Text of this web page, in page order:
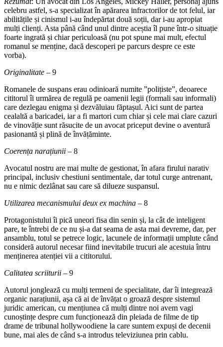
celebru astfel, s-a specializat în apărarea infractorilor de tot felul, iar
abilitățile și cinismul i-au îndepărtat două soții, dar i-au apropiat
mulți clienți. Asta până când unul dintre aceștia îl pune într-o situație
foarte ingrată și chiar periculoasă (nu pot spune mai mult, efectul
romanul se menține, dacă descoperi pe parcurs despre ce este
vorba).
Originalitate – 9
Romanele de suspans erau odinioară numite ”polițiste”, deoarece
cititorul îi urmărea de regulă pe oamenii legii (formali sau informali)
care dezlegau enigma și dezvăluiau făptașul. Aici sunt de partea
cealaltă a baricadei, iar a fi martori cum chiar și cele mai clare cazuri
de vinovăție sunt răsucite de un avocat priceput devine o aventură
pasionantă și plină de învățăminte.
Coerența narațiunii – 8
Avocatul nostru are mai multe de gestionat, în afara firului narativ
principal, inclusiv chestiuni sentimentale, dar totul curge antrenant,
nu e nimic dezlânat sau care să dilueze suspansul.
Utilizarea mecanismului deux ex machina – 8
Protagonistului îi pică uneori fisa din senin și, la cât de inteligent
pare, te întrebi de ce nu și-a dat seama de asta mai devreme, dar, per
ansamblu, totul se petrece logic, lacunele de informații umplute când
consideră autorul necesar fiind inevitabile trucuri ale acestuia întru
menținerea atenției vii a cititorului.
Calitatea scriiturii – 9
Autorul jonglează cu mulți termeni de specialitate, dar îi integrează
organic narațiunii, așa că ai de învățat o groază despre sistemul
juridic american, cu mențiunea că mulți dintre noi avem vagi
cunoștințe despre cum funcționează din pleiada de filme de tip
drame de tribunal hollywoodiene la care suntem expuși de decenii
bune, mai ales de când s-a introdus televiziunea prin cablu.